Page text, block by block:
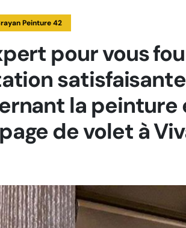
Peinture 42
pour vous
satisfaisante
la peinture
de volet à